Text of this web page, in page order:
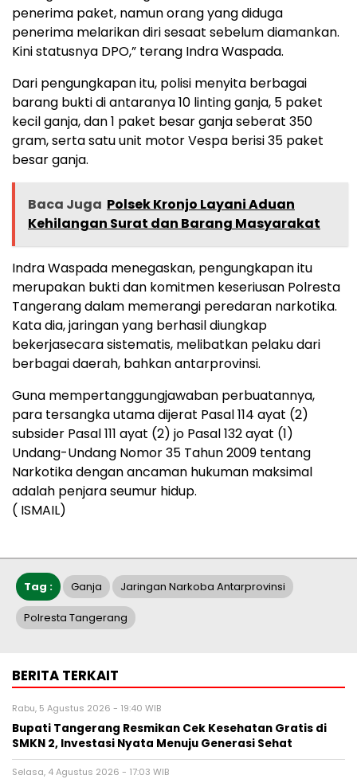
penerima paket, namun orang yang diduga
penerima melarikan diri sesaat sebelum diamankan.
Kini statusnya DPO,” terang Indra Waspada.
Dari pengungkapan itu, polisi menyita berbagai
barang bukti di antaranya 10 linting ganja, 5 paket
kecil ganja, dan 1 paket besar ganja seberat 350
gram, serta satu unit motor Vespa berisi 35 paket
besar ganja.
Baca Juga Polsek Kronjo Layani Aduan
Kehilangan Surat dan Barang Masyarakat
Indra Waspada menegaskan, pengungkapan itu
merupakan bukti dan komitmen keseriusan Polresta
Tangerang dalam memerangi peredaran narkotika.
Kata dia, jaringan yang berhasil diungkap
bekerjasecara sistematis, melibatkan pelaku dari
berbagai daerah, bahkan antarprovinsi.
Guna mempertanggungjawaban perbuatannya,
para tersangka utama dijerat Pasal 114 ayat (2)
subsider Pasal 111 ayat (2) jo Pasal 132 ayat (1)
Undang-Undang Nomor 35 Tahun 2009 tentang
Narkotika dengan ancaman hukuman maksimal
adalah penjara seumur hidup.
( ISMAIL)
Tag : Ganja Jaringan Narkoba Antarprovinsi
Polresta Tangerang
BERITA TERKAIT
Rabu, 5 Agustus 2026 - 19:40 WIB
‎Bupati Tangerang Resmikan Cek Kesehatan Gratis di
SMKN 2, Investasi Nyata Menuju Generasi Sehat
Selasa, 4 Agustus 2026 - 17:03 WIB